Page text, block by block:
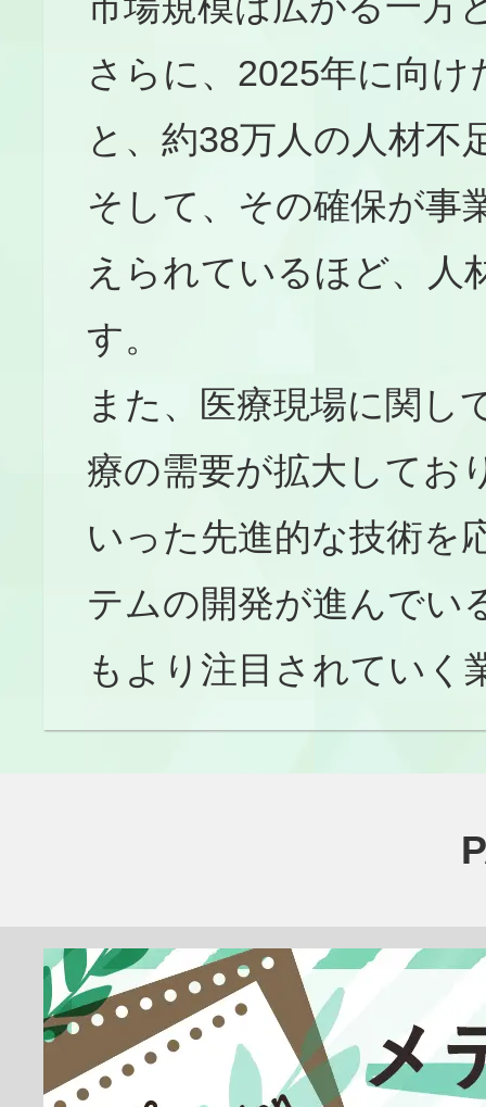
さらに、2025年に向
と、約38万人の人材不
そして、その確保が事
えられているほど、人
す。
また、医療現場に関し
療の需要が拡大してお
いった先進的な技術を
テムの開発が進んでい
もより注目されていく